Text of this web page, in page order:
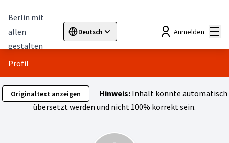
Berlin mit
allen
gestalten
Deutsch
Sprache wählen Choose languageElegir el idioma
Anmelden
Profil
Originaltext anzeigen Hinweis:Inhalt könnte automatisch
übersetzt werden und nicht 100% korrekt sein.